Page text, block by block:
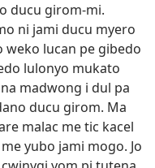
ducu girom-mi.
ni jami ducu myero
lucan pe gibedo
lulonyo mukato
madwong i dul pa
ducu girom. Ma
malac me tic kacel
yubo jami mogo. Jo